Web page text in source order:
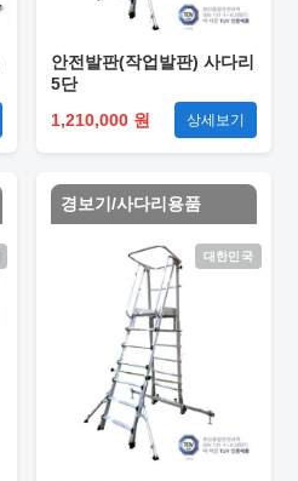
안전발판(작업발판) 사다리
5단
1,210,000 원
상세보기
경보기/사다리용품
대한민국